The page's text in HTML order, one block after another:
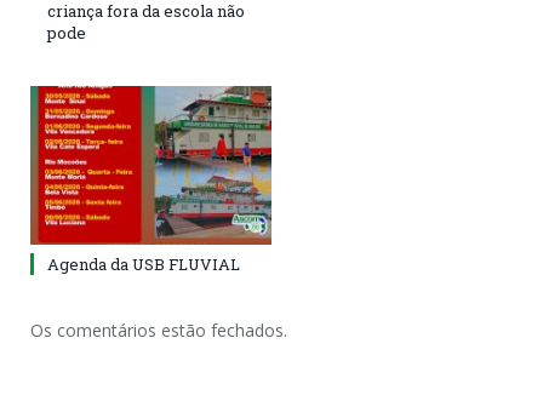
criança fora da escola não
pode
Agenda da USB FLUVIAL
Os comentários estão fechados.